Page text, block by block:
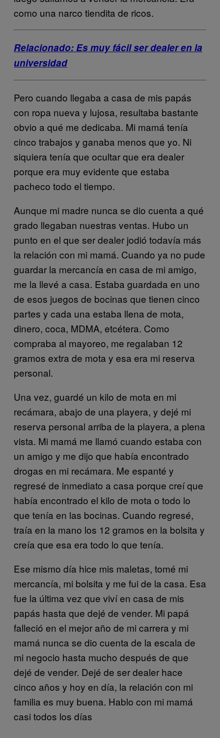
como una narco tiendita de ricos.
Relacionado: Es muy fácil ser dealer en la
universidad
Pero cuando llegaba a casa de mis papás
con ropa nueva y lujosa, resultaba bastante
obvio a qué me dedicaba. Mi mamá tenía
cinco trabajos y ganaba menos que yo. Ni
siquiera tenía que ocultar que era dealer
porque era muy evidente que estaba
pacheco todo el tiempo.
Aunque mi madre nunca se dio cuenta a qué
grado llegaban nuestras ventas. Hubo un
punto en el que ser dealer jodió todavía más
la relación con mi mamá. Cuando ya no pude
guardar la mercancía en casa de mi amigo,
me la llevé a casa. Estaba guardada en uno
de esos juegos de bocinas que tienen cinco
partes y cada una estaba llena de mota,
dinero, coca, MDMA, etcétera. Como
compraba al mayoreo, me regalaban 12
gramos extra de mota y esa era mi reserva
personal.
Una vez, guardé un kilo de mota en mi
recámara, abajo de una playera, y dejé mi
reserva personal arriba de la playera, a plena
vista. Mi mamá me llamó cuando estaba con
un amigo y me dijo que había encontrado
drogas en mi recámara. Me espanté y
regresé de inmediato a casa porque creí que
había encontrado el kilo de mota o todo lo
que tenía en las bocinas. Cuando regresé,
traía en la mano los 12 gramos en la bolsita y
creía que esa era todo lo que tenía.
Ese mismo día hice mis maletas, tomé mi
mercancía, mi bolsita y me fui de la casa. Esa
fue la última vez que viví en casa de mis
papás hasta que dejé de vender. Mi papá
falleció en el mejor año de mi carrera y mi
mamá nunca se dio cuenta de la escala de
mi negocio hasta mucho después de que
dejé de vender. Dejé de ser dealer hace
cinco años y hoy en día, la relación con mi
familia es muy buena. Hablo con mi mamá
casi todos los días